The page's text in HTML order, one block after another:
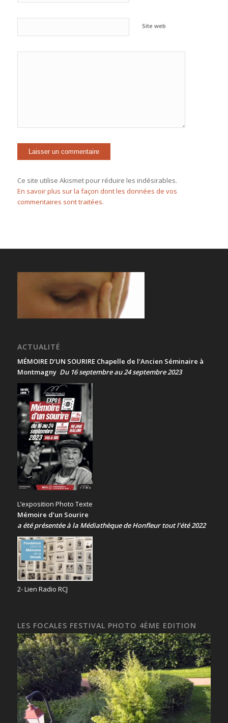
Site web
Ce site utilise Akismet pour réduire les indésirables.
En savoir plus sur la façon dont les données de vos
commentaires sont traitées.
ACTUALITÉ
MÉMOIRE D’UN SOURIRE Chapelle de l’Ancien Séminaire à
Montmagny Du 16 septembre au 24 septembre 2023
L’exposition Photo Texte
Mémoire d’un Sourire
a été présentéeà la Médiathèque de Honfleur tout l’été 2022
2- Lien Radio RCJ
LES FOCALES FESTIVAL PHOTO 4ÈME EDITION